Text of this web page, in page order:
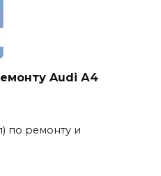
Audi А4
по ремонту и